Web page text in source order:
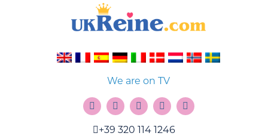
We are on TV
+39 320 114 1246